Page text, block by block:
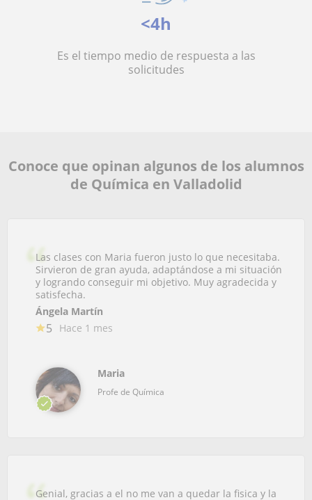
<4h
Es el tiempo medio de respuesta a las
solicitudes
Conoce que opinan algunos de los alumnos
de Química en Valladolid
Las clases con Maria fueron justo lo que necesitaba.
Sirvieron de gran ayuda, adaptándose a mi situación
y logrando conseguir mi objetivo. Muy agradecida y
satisfecha.
Ángela Martín
5 Hace 1 mes
Maria
Profe de Química
Genial, gracias a el no me van a quedar la fisica y la